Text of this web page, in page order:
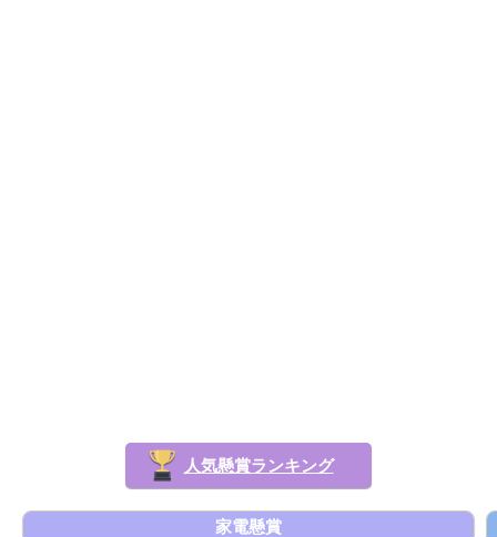
人気懸賞ランキング
家電懸賞